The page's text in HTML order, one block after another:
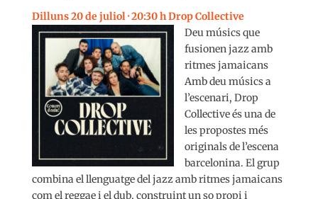
Dilluns 20 de juliol · 20:30 h Drop Collective
Deu músics que
fusionen jazz amb
ritmes jamaicans
Amb deu músics a
l’escenari, Drop
Collective és una de
les propostes més
originals de l’escena
barcelonina. El grup
combina el llenguatge del jazz amb ritmes jamaicans
com el reggae i el dub, construint un so propi i